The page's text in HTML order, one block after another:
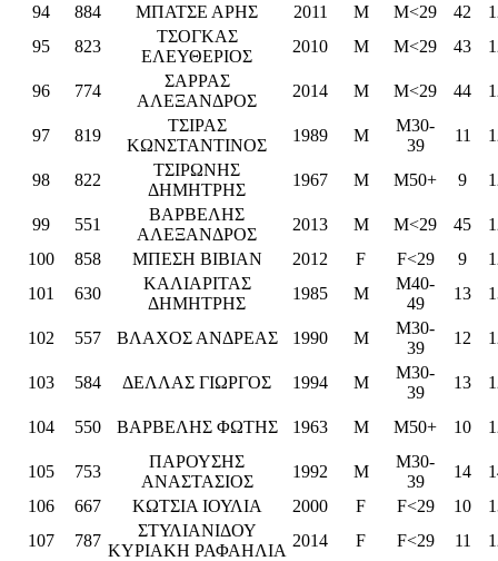
94
884 ΜΠΑΤΣΕ ΑΡΗΣ 2011 M M<29 42
95
823
ΤΣΟΓΚΑΣ
ΕΛΕΥΘΕΡΙΟΣ
2010 M M<29 43
96 774
ΣΑΡΡΑΣ
ΑΛΕΞΑΝΔΡΟΣ
2014 M M<29 44
97 819
ΤΣΙΡΑΣ
ΚΩΝΣΤΑΝΤΙΝΟΣ
1989 M
M30-
39
11
98 822
ΤΣΙΡΩΝΗΣ
ΔΗΜΗΤΡΗΣ
1967 M M50+ 9
99 551
ΒΑΡΒΕΛΗΣ
ΑΛΕΞΑΝΔΡΟΣ
2013 M M<29 45
100
858 ΜΠΕΣΗ ΒΙΒΙΑΝ 2012 F F<29 9
101
630
ΚΑΛΙΑΡΙΤΑΣ
ΔΗΜΗΤΡΗΣ
1985 M
M40-
49
13
102 557 ΒΛΑΧΟΣ ΑΝΔΡΕΑΣ 1990 M
M30-
39
12
103 584 ΔΕΛΛΑΣ ΓΙΩΡΓΟΣ 1994 M
M30-
39
13
104 550 ΒΑΡΒΕΛΗΣ ΦΩΤΗΣ 1963 M M50+ 10
105 753
ΠΑΡΟΥΣΗΣ
ΑΝΑΣΤΑΣΙΟΣ
1992 M
M30-
39
14
106
667 ΚΩΤΣΙΑ ΙΟΥΛΙΑ 2000 F F<29 10
107
787
ΣΤΥΛΙΑΝΙΔΟΥ
ΚΥΡΙΑΚΗ ΡΑΦΑΗΛΙΑ
2014 F F<29 11